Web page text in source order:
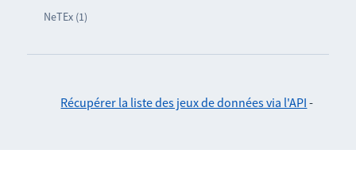
NeTEx (1)
Récupérer la liste des jeux de données via l'API -